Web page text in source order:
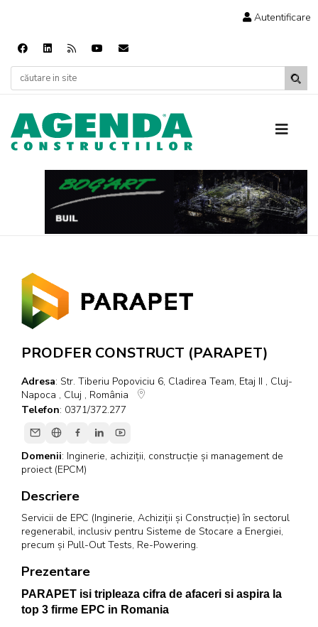
Autentificare
PRODFER CONSTRUCT (PARAPET)
Adresa: Str. Tiberiu Popoviciu 6, Cladirea Team, Etaj II , Cluj-
Napoca , Cluj , România
Telefon: 0371/372.277
Domenii: Inginerie, achiziții, construcție și management de
proiect (EPCM)
Descriere
Servicii de EPC (Inginerie, Achiziții și Construcție) în sectorul
regenerabil, inclusiv pentru Sisteme de Stocare a Energiei,
precum și Pull-Out Tests, Re-Powering.
Prezentare
PARAPET isi tripleaza cifra de afaceri si aspira la
top 3 firme EPC in Romania